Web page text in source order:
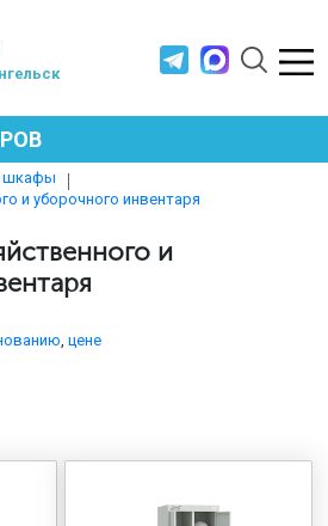
МЕБЕЛЬ
МЕБЕЛЬ
шкафы
и уборочного инвентаря
и
, цене